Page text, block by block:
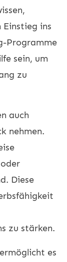
Einstieg ins
Programme
sein, um
zu
auch
nehmen.
Diese
zu stärken.
es